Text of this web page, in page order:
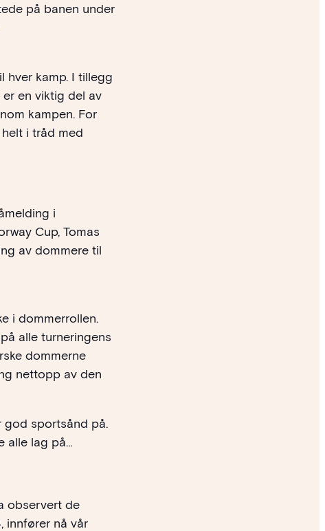
på banen under
hver kamp. I tillegg
en viktig del av
kampen. For
i tråd med
i
Cup, Tomas
av dommere til
i dommerrollen.
alle turneringens
dommerne
nettopp av den
god sportsånd på.
alle lag på…
observert de
innfører nå vår